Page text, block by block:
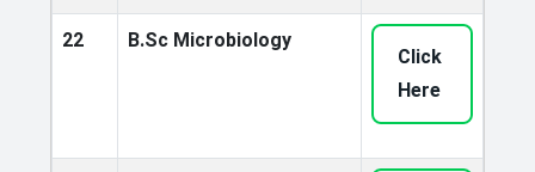
22 B.Sc Microbiology
Click
Here